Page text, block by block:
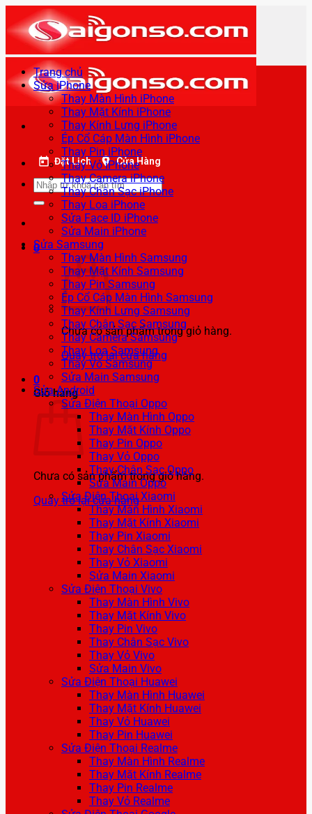
qua
nội
dung
Đặt Lịch Cửa Hàng
Tìm
kiếm:
0
Chưa có sản phẩm trong giỏ hàng.
Quay trở lại cửa hàng
0
Giỏ hàng
Chưa có sản phẩm trong giỏ hàng.
Quay trở lại cửa hàng
Trang chủ
Sửa iPhone
Thay Màn Hình iPhone
Thay Mặt Kính iPhone
Thay Kính Lưng iPhone
Ép Cổ Cáp Màn Hình iPhone
Thay Pin iPhone
Thay Vỏ iPhone
Thay Camera iPhone
Thay Chân Sạc iPhone
Thay Loa iPhone
Sửa Face ID iPhone
Sửa Main iPhone
Sửa Samsung
Thay Màn Hình Samsung
Thay Mặt Kính Samsung
Thay Pin Samsung
Ép Cổ Cáp Màn Hình Samsung
Thay Kính Lưng Samsung
Thay Chân Sạc Samsung
Thay Camera Samsung
Thay Loa Samsung
Thay Vỏ Samsung
Sửa Main Samsung
Sửa Android
Sửa Điện Thoại Oppo
Thay Màn Hình Oppo
Thay Mặt Kính Oppo
Thay Pin Oppo
Thay Vỏ Oppo
Thay Chân Sạc Oppo
Sửa Main Oppo
Sửa Điện Thoại Xiaomi
Thay Màn Hình Xiaomi
Thay Mặt Kính Xiaomi
Thay Pin Xiaomi
Thay Chân Sạc Xiaomi
Thay Vỏ Xiaomi
Sửa Main Xiaomi
Sửa Điện Thoại Vivo
Thay Màn Hình Vivo
Thay Mặt Kính Vivo
Thay Pin Vivo
Thay Chân Sạc Vivo
Thay Vỏ Vivo
Sửa Main Vivo
Sửa Điện Thoại Huawei
Thay Màn Hình Huawei
Thay Mặt Kính Huawei
Thay Vỏ Huawei
Thay Pin Huawei
Sửa Điện Thoại Realme
Thay Màn Hình Realme
Thay Mặt Kính Realme
Thay Pin Realme
Thay Vỏ Realme